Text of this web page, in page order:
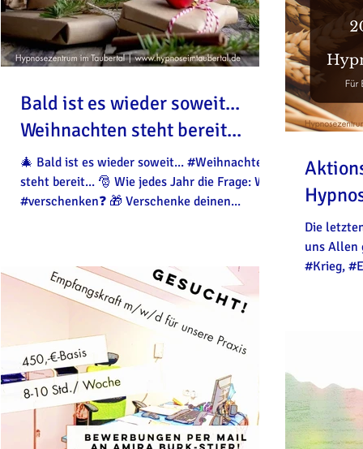
Bald ist es wieder soweit...
Weihnachten steht bereit...
🎄 Bald ist es wieder soweit... #Weihnachten
steht bereit... 🎅 Wie jedes Jahr die Frage: Was
#verschenken❓️ 🎁 Verschenke deinen...
Die
uns Allen
#Krieg,